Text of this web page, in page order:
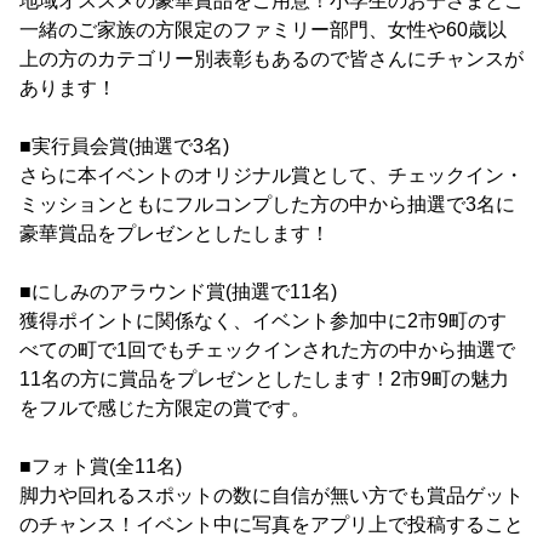
一緒のご家族の方限定のファミリー部門、女性や60歳以
上の方のカテゴリー別表彰もあるので皆さんにチャンスが
あります！
■実行員会賞(抽選で3名)
さらに本イベントのオリジナル賞として、チェックイン・
ミッションともにフルコンプした方の中から抽選で3名に
豪華賞品をプレゼンとしたします！
■にしみのアラウンド賞(抽選で11名)
獲得ポイントに関係なく、イベント参加中に2市9町のす
べての町で1回でもチェックインされた方の中から抽選で
11名の方に賞品をプレゼンとしたします！2市9町の魅力
をフルで感じた方限定の賞です。
■フォト賞(全11名)
脚力や回れるスポットの数に自信が無い方でも賞品ゲット
のチャンス！イベント中に写真をアプリ上で投稿すること